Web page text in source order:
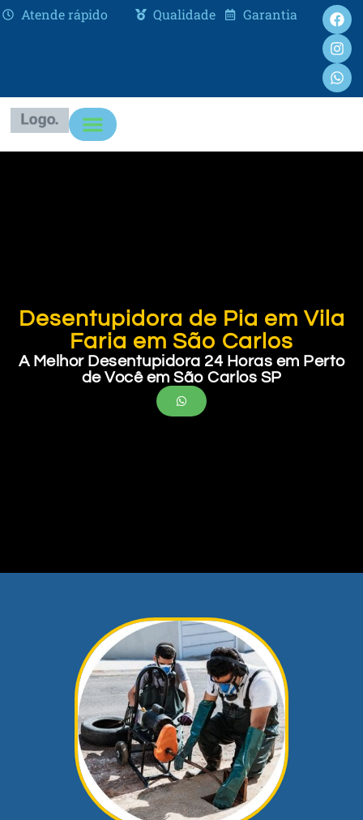
Atende rápido Qualidade Garantia
Desentupidora de Pia em Vila
Faria em São Carlos
A Melhor Desentupidora 24 Horas em Perto
de Você em São Carlos SP